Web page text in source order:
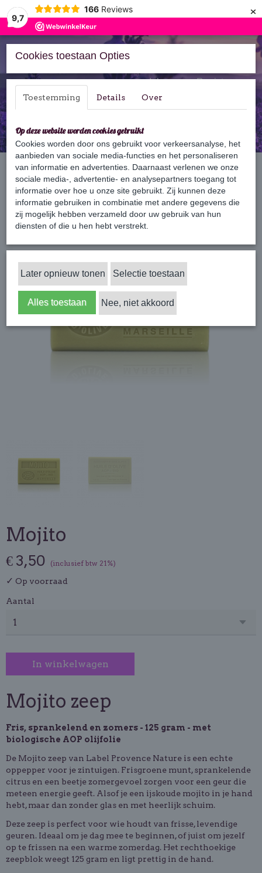
9,7
166 Reviews ×
Inloggen Registreren
Home › Zeep › 125 gram zeep › Mojito
Mojito
€ 3,50 (inclusief btw 21%)
✓ Op voorraad
Aantal
In winkelwagen
Mojito zeep
Fris, sprankelend en zomers - 125 gram - met
biologische AOP olijfolie
De Mojito zeep van Label Provence Nature is een echte
oppepper voor je zintuigen. Frisgroene munt, sprankelende
citrus en een beetje zomergevoel zorgen voor een geur die
meteen energie geeft. Alsof je een ijskoude mojito in je hand
hebt, maar dan zonder glas en met heerlijk schuim.
Deze zeep is perfect voor wie houdt van frisse, levendige
geuren. Ideaal om je dag mee te beginnen, of juist om jezelf
op te frissen na een warme zomerdag. Het rechthoekige
zeepblok weegt 125 gram en ligt prettig in de hand.
Cookies toestaan Opties
Toestemming Details Over
Op deze website worden cookies gebruikt
Cookies worden door ons gebruikt voor verkeersanalyse, het
aanbieden van sociale media-functies en het personaliseren
van informatie en advertenties. Daarnaast verlenen we onze
sociale media-, advertentie- en analysepartners toegang tot
informatie over hoe u onze site gebruikt. Zij kunnen deze
informatie gebruiken in combinatie met andere gegevens die
zij mogelijk hebben verzameld door uw gebruik van hun
diensten of die u hen hebt verstrekt.
Later opnieuw tonen Selectie toestaan
Alles toestaan Nee, niet akkoord